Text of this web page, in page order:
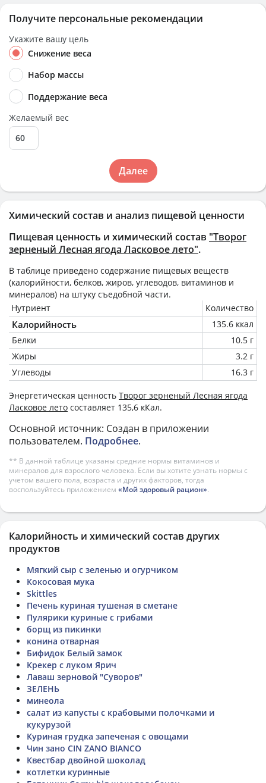
Химический состав и анализ пищевой ценности
Пищевая ценность и химический состав "Творог
зерненый Лесная ягода Ласковое лето".
В таблице приведено содержание пищевых веществ
(калорийности, белков, жиров, углеводов, витаминов и
минералов) на штуку съедобной части.
Нутриент
Количество
Калорийность
135.6 ккал
Белки
10.5 г
Жиры
3.2 г
Углеводы
16.3 г
Энергетическая ценность Творог зерненый Лесная ягода
Ласковое лето составляет 135,6 кКал.
Основной источник: Создан в приложении
пользователем. Подробнее.
** В данной таблице указаны средние нормы витаминов и
минералов для взрослого человека. Если вы хотите узнать нормы с
учетом вашего пола, возраста и других факторов, тогда
воспользуйтесь приложением «Мой здоровый рацион».
Получите персональные рекомендации
Укажите вашу цель
Снижение веса
Набор массы
Поддержание веса
Желаемый вес
Далее
Калорийность и химический состав других
продуктов
Мягкий сыр с зеленью и огурчиком
Кокосовая мука
Skittles
Печень куриная тушеная в сметане
Пулярики куриные с грибами
борщ из пикинки
конина отварная
Бифидок Белый замок
Крекер с луком Ярич
Лаваш зерновой "Суворов"
ЗЕЛЕНЬ
минеола
салат из капусты с крабовыми полочками и
кукурузой
Куриная грудка запеченая с овощами
Чин зано CIN ZANO BIANCO
Квестбар двойной шоколад
котлетки куринные